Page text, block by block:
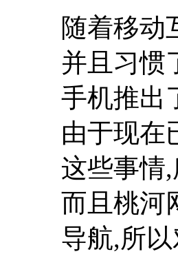
随着移动
并且习惯
手机推出
由于现在
这些事情
而且桃河
导航,所